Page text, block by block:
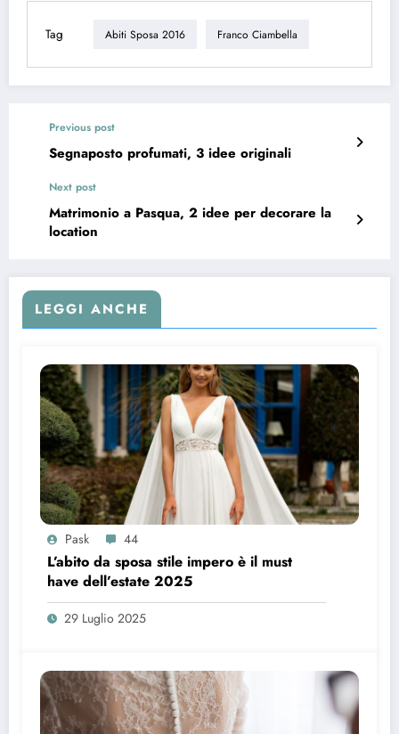
Tag Abiti Sposa 2016 Franco Ciambella
Previous post
Segnaposto profumati, 3 idee originali
Next post
Matrimonio a Pasqua, 2 idee per decorare la
location
LEGGI ANCHE
Pask 44
L’abito da sposa stile impero è il must
have dell’estate 2025
29 Luglio 2025